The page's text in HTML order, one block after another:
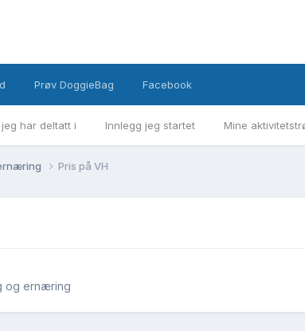
har deltatt i Innlegg jeg startet Mine
Prøv DoggieBag Facebook
Pris på VH
og ernæring